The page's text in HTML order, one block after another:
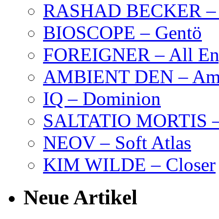
RASHAD BECKER
BIOSCOPE – Gentö
FOREIGNER – All
AMBIENT DEN –
IQ – Dominion
SALTATIO MORTIS
NEOV – Soft Atlas
KIM WILDE – Closer
Neue Artikel